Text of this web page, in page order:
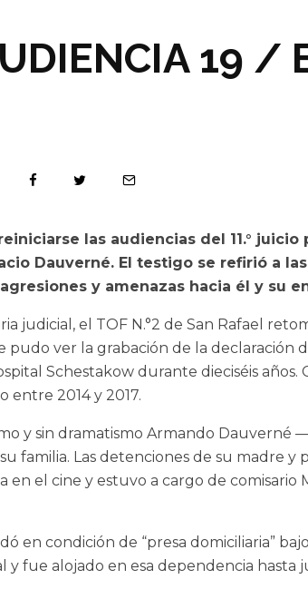
19 /
las audiencias del 11.°
Dauverné. El testigo se refirió a
y amenazas hacia él y su
judicial, el TOF N.°2 de San Rafael
pudo ver la grabación de la declaración
Schestakow durante dieciséis
entre 2014 y 2017.
y sin dramatismo Armando Dauverné
familia. Las detenciones de su madre
en el cine y estuvo a cargo de
en condición de “presa domiciliaria”
y fue alojado en esa dependencia hasta